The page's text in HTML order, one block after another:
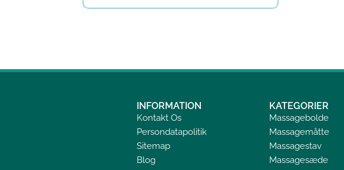
INFORMATION
Kontakt Os
Persondatapolitik
Sitemap
Blog
KATEGORIER
Massagebolde
Massagemåtte
Massagestav
Massagesæde